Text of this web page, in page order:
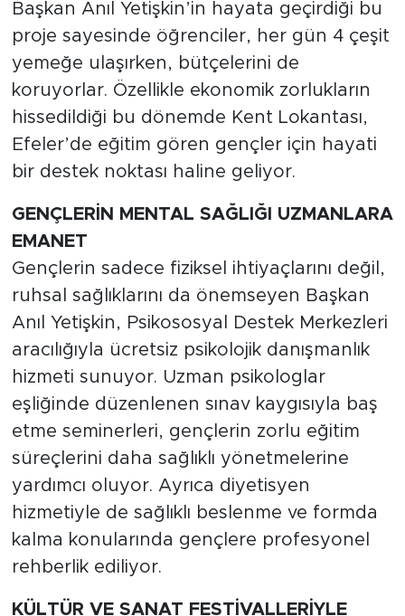
Başkan Anıl Yetişkin’in hayata geçirdiği bu
proje sayesinde öğrenciler, her gün 4 çeşit
yemeğe ulaşırken, bütçelerini de
koruyorlar. Özellikle ekonomik zorlukların
hissedildiği bu dönemde Kent Lokantası,
Efeler’de eğitim gören gençler için hayati
bir destek noktası haline geliyor.
GENÇLERİN MENTAL SAĞLIĞI UZMANLARA
EMANET
Gençlerin sadece fiziksel ihtiyaçlarını değil,
ruhsal sağlıklarını da önemseyen Başkan
Anıl Yetişkin, Psikososyal Destek Merkezleri
aracılığıyla ücretsiz psikolojik danışmanlık
hizmeti sunuyor. Uzman psikologlar
eşliğinde düzenlenen sınav kaygısıyla baş
etme seminerleri, gençlerin zorlu eğitim
süreçlerini daha sağlıklı yönetmelerine
yardımcı oluyor. Ayrıca diyetisyen
hizmetiyle de sağlıklı beslenme ve formda
kalma konularında gençlere profesyonel
rehberlik ediliyor.
KÜLTÜR VE SANAT FESTİVALLERİYLE